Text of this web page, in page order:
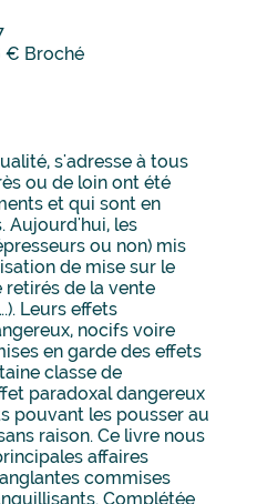
€ Broché
s'adresse à tous
ou de loin ont été
et qui sont en
Aujourd'hui, les
ou non) mis
de mise sur le
de la vente
Leurs effets
nocifs voire
en garde des effets
classe de
paradoxal dangereux
pouvant les pousser au
raison. Ce livre nous
affaires
commises
Complétée